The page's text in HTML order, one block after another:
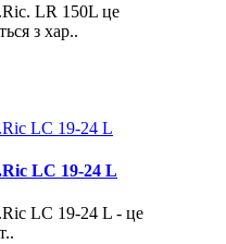
LR 150L це
з хар..
LC 19-24 L
LC 19-24 L - це